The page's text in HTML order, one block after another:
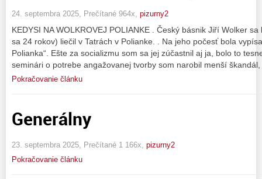
24. septembra 2025, Prečítané 964x, pizurny2
KEDYSI NA WOLKROVEJ POLIANKE . Český básnik Jiří Wolker
sa 24 rokov) liečil v Tatrách v Polianke. . Na jeho počesť bola
Polianka“. Ešte za socializmu som sa jej zúčastnil aj ja, bolo to
seminári o potrebe angažovanej tvorby som narobil menší
Pokračovanie článku
Generálny
23. septembra 2025, Prečítané 1 166x, pizurny2
Pokračovanie článku